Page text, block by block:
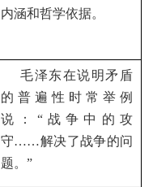
内涵和哲学依据。
毛泽东在说明矛盾
的普遍性时常举例
说：“战争中的攻
守……解决了战争的问
题。”